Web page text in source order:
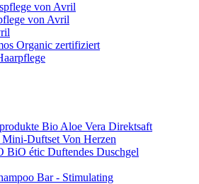
von Avril
von Avril
Organic zertifiziert
Bio Aloe Vera Direktsaft
Duftset Von Herzen
étic Duftendes Duschgel
Bar - Stimulating